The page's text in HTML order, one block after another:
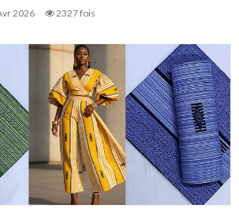
2026 2327 fois